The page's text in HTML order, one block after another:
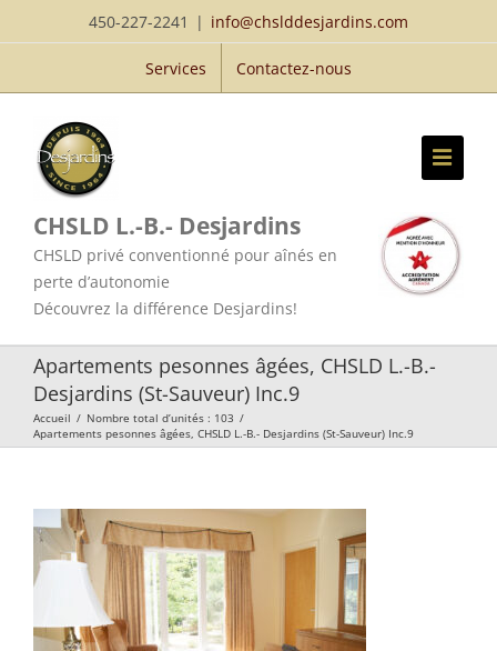
au
450-227-2241 | info@chslddesjardins.com
Services Contactez-nous
CHSLD L.-B.- Desjardins
CHSLD privé conventionné pour aînés en
perte d’autonomie
Découvrez la différence Desjardins!
Apartements pesonnes âgées, CHSLD L.-B.-
Desjardins (St-Sauveur) Inc.9
Accueil / Nombre total d’unités : 103 /
Apartements pesonnes âgées, CHSLD L.-B.- Desjardins (St-Sauveur) Inc.9